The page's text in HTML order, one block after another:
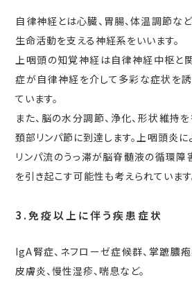
自律神経とは心臓、胃腸、体温調節な
生命活動を支える神経系をいいます。
上咽頭の知覚神経は自律神経中枢と
症が自律神経を介して多彩な症状を
ています。
また、脳の水分調節、浄化、形状維持
頚部リンパ節に到達します。上咽頭炎
リンパ流のうっ滞が脳脊髄液の循環障
を引き起こす可能性も考えられています
3.免疫以上に伴う疾患症状
IgA腎症、ネフローゼ症候群、掌蹠膿疱
皮膚炎、慢性湿疹、喘息など。